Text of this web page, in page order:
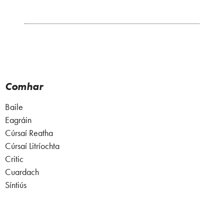
Comhar
Baile
Eagráin
Cúrsaí Reatha
Cúrsaí Litríochta
Critic
Cuardach
Síntiús